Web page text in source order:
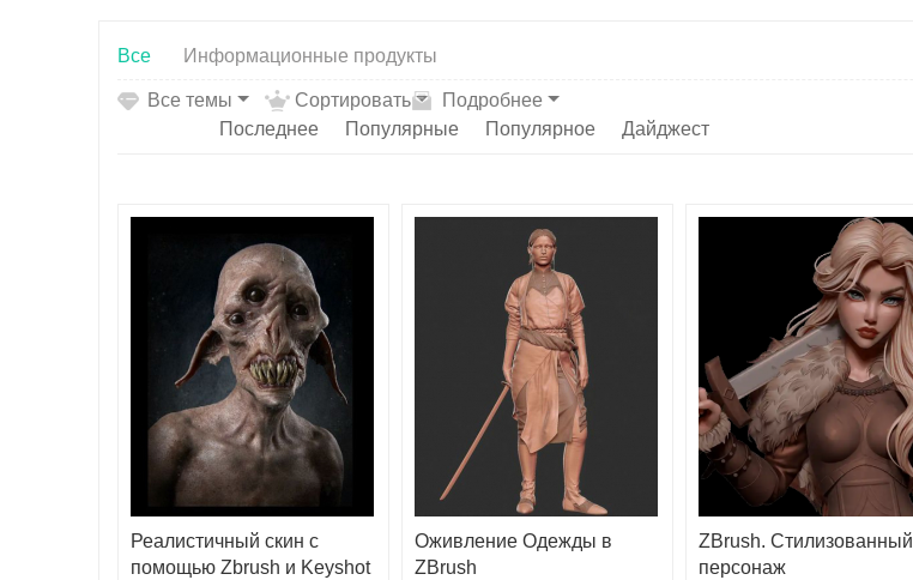
Все Информационные продукты
Все темы Сортировать
Подробнее
Последнее
Популярные Популярное Дайджест
Реалистичный скин с
помощью Zbrush и Keyshot
Оживление Одежды в
ZBrush
ZBrush. Стилизованный
персонаж